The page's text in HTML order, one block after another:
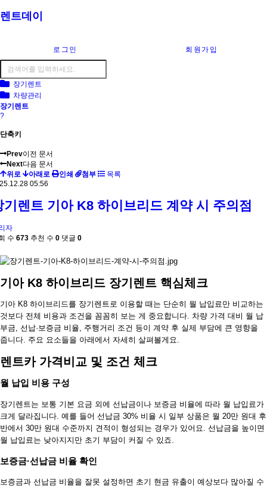
렌트데이
로그인 회원가입
장기렌트
차량관리
장기렌트
?
단축키
Prev이전 문서
Next다음 문서
위로
아래로 인쇄 첨부
목록
05:56
기렌트 기아 K8 하이브리드 계약 시 주의점
자
수 673 추천 수 0 댓글 0
기아 K8 하이브리드 장기렌트 핵심체크
기아 K8 하이브리드를 장기렌트로 이용할 때는 단순히 월 납입료만 비교하는
것보다 전체 비용과 조건을 꼼꼼히 보는 게 중요합니다. 차량 가격 대비 월 납
부금, 선납·보증금 비율, 주행거리 조건 등이 계약 후 실제 부담에 큰 영향을
줍니다. 주요 요소들을 아래에서 자세히 살펴볼게요.
렌트카 가격비교 및 조건 체크
월 납입 비용 구성
장기렌트는 보통 기본 요금 외에 선납금이나 보증금 비율에 따라 월 납입료가
크게 달라집니다. 예를 들어 선납금 30% 비율 시 일부 상품은 월 20만 원대 후
반에서 30만 원대 수준까지 견적이 형성되는 경우가 있어요. 선납금을 높이면
월 납입료는 낮아지지만 초기 부담이 커질 수 있죠.
보증금·선납금 비율 확인
보증금과 선납금 비율을 잘못 설정하면 초기 현금 유출이 예상보다 많아질 수